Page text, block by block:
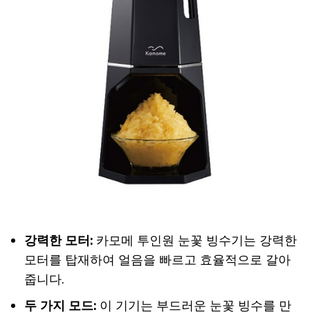
강력한 모터: 카모메 투인원 눈꽃 빙수기는 강력한
모터를 탑재하여 얼음을 빠르고 효율적으로 갈아
줍니다.
두 가지 모드: 이 기기는 부드러운 눈꽃 빙수를 만